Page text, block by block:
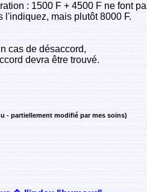
: 1500 F + 4500 F ne font
l'indiquez, mais plutôt 8000 F.
cas de désaccord,
devra être trouvé.
- partiellement modifié par mes soins)